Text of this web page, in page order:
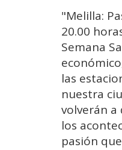
"Melilla:
20.00
Semana
las
nuestra
volverán
los
pasión